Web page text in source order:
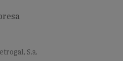
S.a.